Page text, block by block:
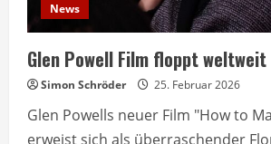
News
Glen Powell Film floppt
Simon Schröder 25. Februar 2026
Glen Powells neuer Film "How to
erweist sich als überraschender